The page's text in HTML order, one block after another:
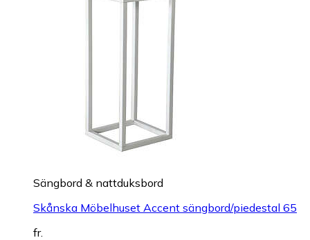
Sängbord & nattduksbord
Skånska Möbelhuset Accent sängbord/piedestal 65
fr.